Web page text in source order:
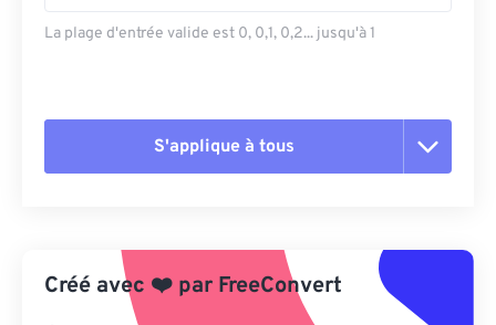
La plage d'entrée valide est 0, 0,1, 0,2... jusqu'à 1
S'applique à tous
Appliquer à partir du préréglage
Enregistrer comme préréglage
Créé avec ❤️ par FreeConvert